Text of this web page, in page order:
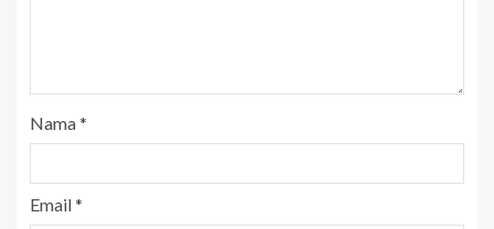
Nama*
Email*